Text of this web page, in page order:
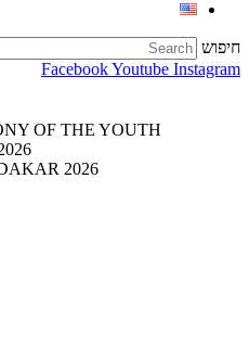
חיפוש
FacebookYoutube Instagram